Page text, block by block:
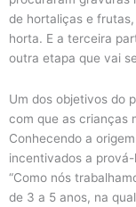
de hortaliças e
horta. E a terceira
outra etapa que vai
Um dos objetivos do
com que as crianças
Conhecendo a
incentivados a
“Como nós
de 3 a 5 anos, na